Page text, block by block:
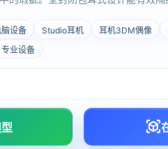
脑设备 Studio耳机 耳机3DM偶像
专业设备